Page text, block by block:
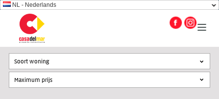
NL - Nederlands
Soort woning